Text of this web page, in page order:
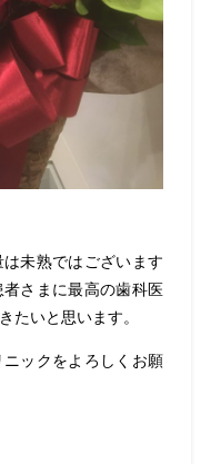
未熟ではございます
さまに最高の歯科医
たいと思います。
ックをよろしくお願